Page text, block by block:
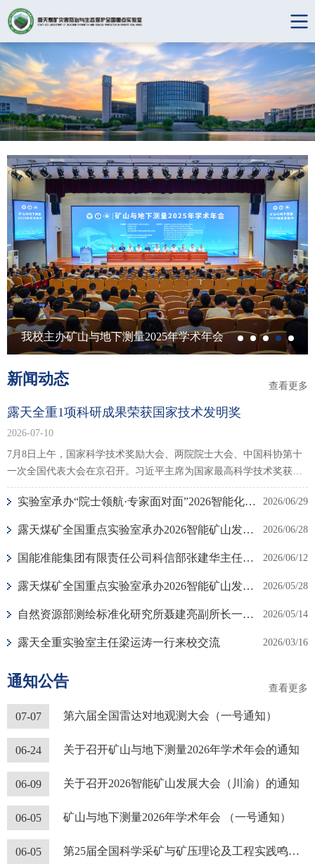
我校主办矿山与地下测量2025年学术年会
新闻动态 查看更多
露天全重1项科研成果荣获国家技术发明奖
2026-07-10
7月8日上午，国家科学技术奖励大会、两院院士大会、中国科协第十
一次全国代表大会在京召开。习近平主席为国家最高科学技术奖获得
者等颁奖并发表重要讲话。露天全重实验室1项科研成果获国家科学技
术奖。由实验室李全生教授作为第一完成人、陈树召教授作为第二完
成人，中国矿业大…
2026/06/29
实验室承办“院士领航·专家面对面”2026智能化测绘学术报告会
2026/06/28
露天煤矿全国重点实验室承办2026智能矿山发展大会（川渝）
2026/06/12
国能准能集团有限责任公司科信部张建华主任一行来室调研交流
2026/05/28
露天煤矿全国重点实验室承办2026智能矿山发展大会（新疆）
2026/05/14
自然资源部测绘标准化研究所聂建亮副所长一行访问露天全重实验室
2026/03/16
露天全重实验室主任梁运涛一行来校交流
通知公告 查看更多
07-07 第六届全国雷达对地观测大会（一号通知）
06-24 关于召开矿山与地下测量2026年学术年会的通知
06-09 关于召开2026智能矿山发展大会（川渝）的通知
06-05 矿山与地下测量2026年学术年会 （一号通知）
06-05 第25届全国科学采矿与矿压理论及工程实践鸣高论坛（第一号通知）